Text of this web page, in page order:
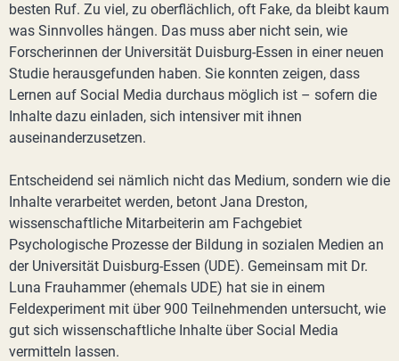
besten Ruf. Zu viel, zu oberflächlich, oft Fake, da bleibt kaum
was Sinnvolles hängen. Das muss aber nicht sein, wie
Forscherinnen der Universität Duisburg-Essen in einer neuen
Studie herausgefunden haben. Sie konnten zeigen, dass
Lernen auf Social Media durchaus möglich ist – sofern die
Inhalte dazu einladen, sich intensiver mit ihnen
auseinanderzusetzen.
Entscheidend sei nämlich nicht das Medium, sondern wie die
Inhalte verarbeitet werden, betont Jana Dreston,
wissenschaftliche Mitarbeiterin am Fachgebiet
Psychologische Prozesse der Bildung in sozialen Medien an
der Universität Duisburg-Essen (UDE). Gemeinsam mit Dr.
Luna Frauhammer (ehemals UDE) hat sie in einem
Feldexperiment mit über 900 Teilnehmenden untersucht, wie
gut sich wissenschaftliche Inhalte über Social Media
vermitteln lassen.